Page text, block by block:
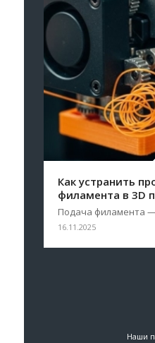
Как устранить
филамента в 3D
Подача филамента
16.11.2025
Наши